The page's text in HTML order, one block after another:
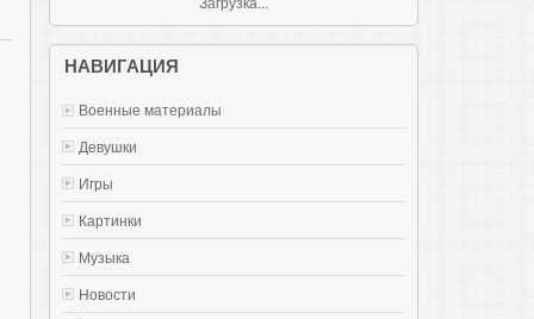
НАВИГАЦИЯ
Военные материалы
Девушки
Игры
Картинки
Музыка
Новости